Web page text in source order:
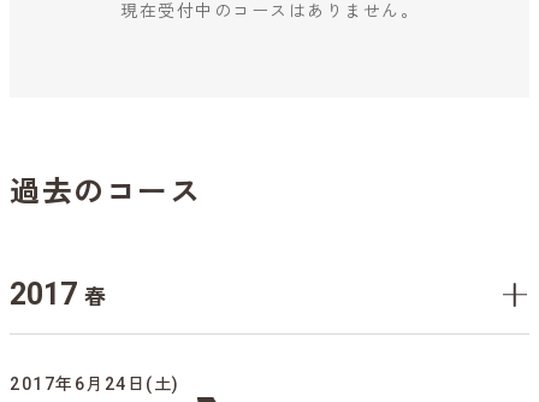
現在受付中のコースはありません。
過去のコース
2017 春
2017年6月24日(土)